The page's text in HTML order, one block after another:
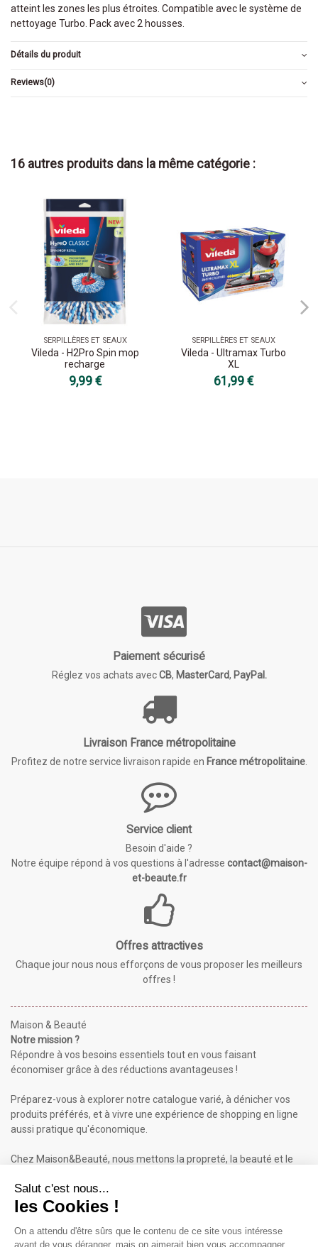
atteint les zones les plus étroites. Compatible avec le système de
nettoyage Turbo. Pack avec 2 housses.
Détails du produit
Reviews(0)
16 autres produits dans la même catégorie :
SERPILLÈRES ET SEAUX
Vileda - H2Pro Spin mop
recharge
9,99 €
SERPILLÈRES ET SEAUX
Vileda - Ultramax Turbo
XL
61,99 €
Paiement sécurisé
Réglez vos achats avecCB, MasterCard, PayPal.
Livraison France métropolitaine
Profitez de notre service livraison rapide en France métropolitaine.
Service client
Besoin d'aide ?
Notre équipe répond à vos questions à l'adresse contact@maison-
et-beaute.fr
Offres attractives
Chaque jour nous nous efforçons de vous proposer les meilleurs
offres !
Maison & Beauté
Notre mission ?
Répondre à vos besoins essentiels tout en vous faisant
économiser grâce à des réductions avantageuses !
Préparez-vous à explorer notre catalogue varié, à dénicher vos
produits préférés, et à vivre une expérience de shopping en ligne
aussi pratique qu'économique.
Chez Maison&Beauté, nous mettons la propreté, la beauté et le
Maison & Beauté : Informations
À propos de nous
Conditions générales de vente (CGV)